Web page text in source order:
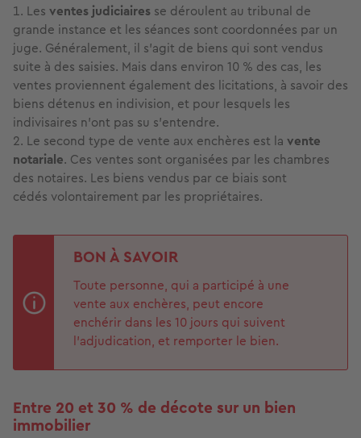
Les ventes judiciaires se déroulent au tribunal de
grande instance et les séances sont coordonnées par un
juge. Généralement, il s’agit de biens qui sont vendus
suite à des saisies. Mais dans environ 10 % des cas, les
ventes proviennent également des licitations, à savoir des
biens détenus en indivision, et pour lesquels les
indivisaires n’ont pas su s’entendre.
Le second type de vente aux enchères est la vente
notariale. Ces ventes sont organisées par les chambres
des notaires. Les biens vendus par ce biais sont
cédés volontairement par les propriétaires.
BON À SAVOIR
Toute personne, qui a participé à une
vente aux enchères, peut encore
enchérir dans les 10 jours qui suivent
l’adjudication, et remporter le bien.
Entre 20 et 30 % de décote sur un bien
immobilier